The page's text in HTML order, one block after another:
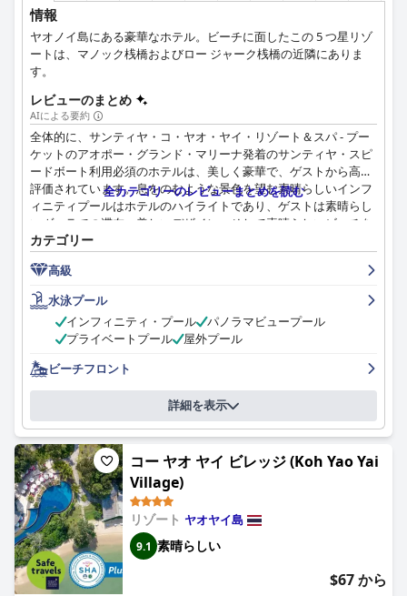
情報
ヤオノイ島にある豪華なホテル。ビーチに面したこの 5 つ星リゾ
ートは、マノック桟橋およびロー ジャーク桟橋の近隣にありま
す。
レビューのまとめ
AIによる要約
全体的に、サンティヤ・コ・ヤオ・ヤイ・リゾート＆スパ - プー
ケットのアオポー・グランド・マリーナ発着のサンティヤ・スピ
ードボート利用必須のホテルは、美しく豪華で、ゲストから高く
評価されています。息をのむような景色を望む素晴らしいインフ
ィニティプールはホテルのハイライトであり、ゲストは素晴らし
いヴィラでの滞在、美しいデザイン、そして素晴らしいビーチを
気に入っています。プールは混雑しやすく、サンラウンジャーが
タオルで予約されていることもありますが、湾に沈む夕日を楽し
みながらさわやかな水遊びをするのに最適です。ホテルには2つ
目のプールもありますが、インフィニティプールが最も美しいと
考えられています。
全カテゴリーのレビューまとめを読む
カテゴリー
高級
水泳プール
インフィニティ・プール
パノラマビュープール
プライベートプール
屋外プール
ビーチフロント
詳細を表示
コー ヤオ ヤイ ビレッジ (Koh Yao Yai
Village)
リゾート ヤオヤイ島
9.1 素晴らしい
$67 から